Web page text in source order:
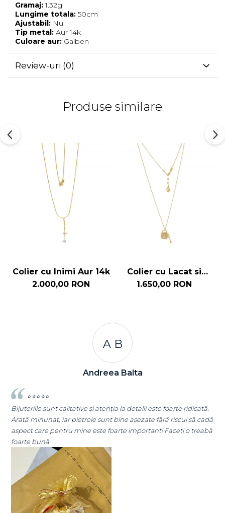
Gramaj:1.32g
Lungime totala: 50cm
Ajustabil: Nu
Tip metal: Aur 14k
Culoare aur: Galben
Review-uri (0)
Produse similare
Colier cu Inimi Aur 14k
2.000,00 RON
Colier cu Lacat si
Cheita Aur 14k
1.650,00 RON
la detalii este foarte ridicată.
bine așezate fără riscul să cadă
foarte important! Faceți o treabă
⭐⭐⭐⭐⭐
Super mulțumită!! Sunt